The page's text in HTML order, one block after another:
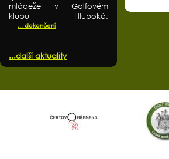
mládeže v Golfovém
klubu Hluboká.
... dokončení
...další aktuality